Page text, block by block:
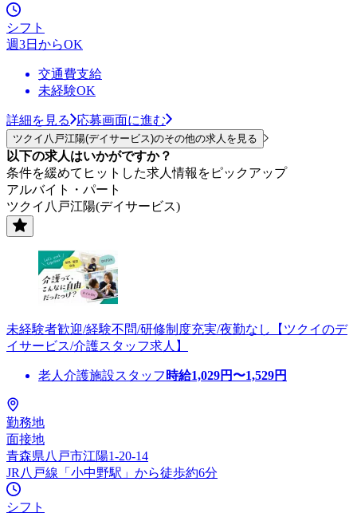
シフト
週3日からOK
交通費支給
未経験OK
詳細を見る 応募画面に進む
ツクイ八戸江陽(デイサービス)のその他の求人を見る
以下の求人はいかがですか？
条件を緩めてヒットした求人情報をピックアップ
アルバイト・パート
ツクイ八戸江陽(デイサービス)
未経験者歓迎/経験不問/研修制度充実/夜勤なし【ツクイのデ
イサービス/介護スタッフ求人】
老人介護施設スタッフ 時給1,029円〜1,529円
勤務地
面接地
青森県八戸市江陽1-20-14
JR八戸線「小中野駅」から徒歩約6分
シフト